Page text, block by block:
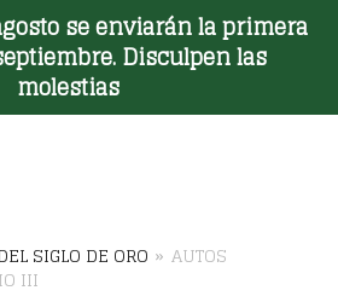
se enviarán la primera
Disculpen las
molestias
Toggle Menu
SIGLO DE ORO » AUTOS
III